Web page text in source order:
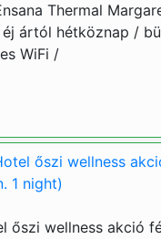
Thermal
ártól hétköznap /
WiFi /
őszi wellness
1 night)
őszi wellness akció